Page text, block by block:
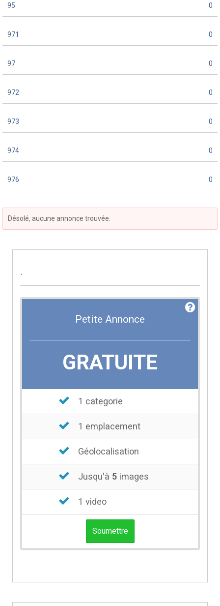
95 0
971 0
97 0
972 0
973 0
974 0
976 0
Désolé, aucune annonce trouvée.
.
Petite Annonce
GRATUITE
1 categorie
1 emplacement
Géolocalisation
Jusqu'à 5 images
1 video
Soumettre